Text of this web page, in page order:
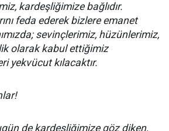
kardeşliğimize bağlıdır.
feda ederek bizlere emanet
sevinçlerimiz, hüzünlerimiz,
olarak kabul ettiğimiz
yekvücut kılacaktır.
de kardeşliğimize göz diken,